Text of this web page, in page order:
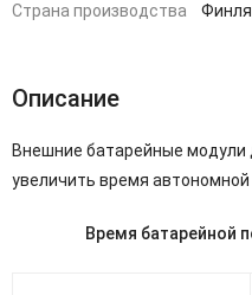
Страна производства
Описание
Внешние батарейные модули
увеличить время автономной
Время батарейной